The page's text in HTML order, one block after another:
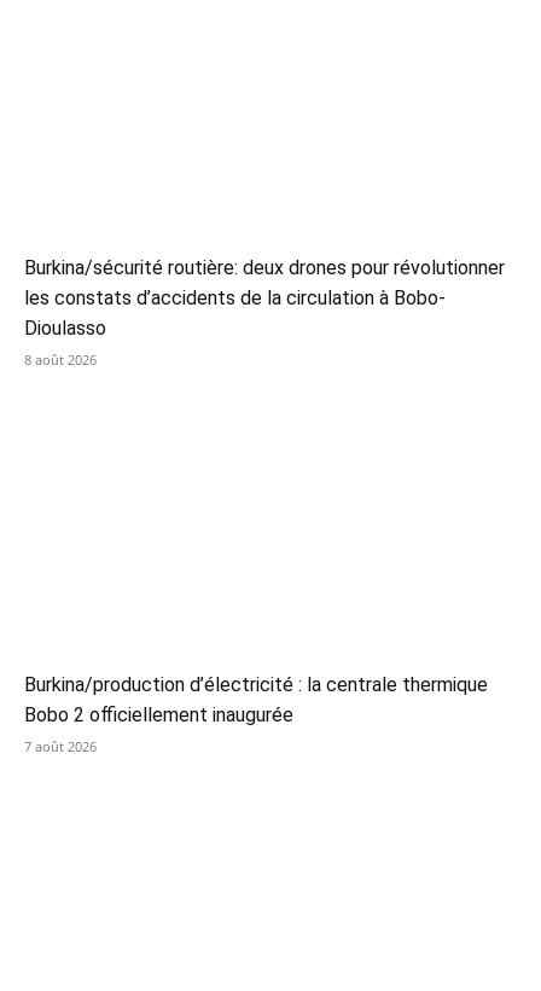
Burkina/sécurité routière: deux drones pour révolutionner
les constats d’accidents de la circulation à Bobo-
Dioulasso
8 août 2026
Burkina/production d’électricité : la centrale thermique
Bobo 2 officiellement inaugurée
7 août 2026